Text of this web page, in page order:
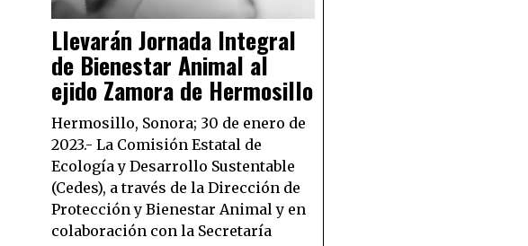
Llevarán Jornada Integral
de Bienestar Animal al
ejido Zamora de Hermosillo
Hermosillo, Sonora; 30 de enero de
2023.- La Comisión Estatal de
Ecología y Desarrollo Sustentable
(Cedes), a través de la Dirección de
Protección y Bienestar Animal y en
colaboración con la Secretaría